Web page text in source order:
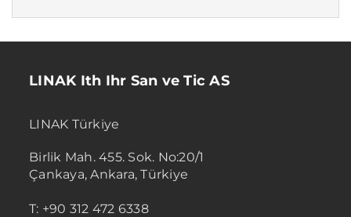
LINAK Ith Ihr San ve Tic AS
LINAK Türkiye
Birlik Mah. 455. Sok. No:20/1
Çankaya, Ankara, Türkiye
T: +90 312 472 6338